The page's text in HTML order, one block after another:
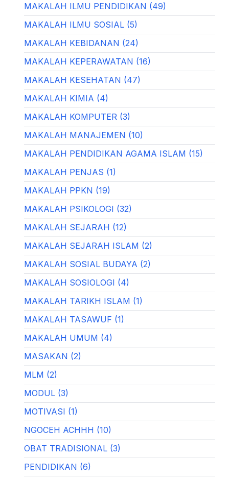
MAKALAH ILMU PENDIDIKAN (49)
MAKALAH ILMU SOSIAL (5)
MAKALAH KEBIDANAN (24)
MAKALAH KEPERAWATAN (16)
MAKALAH KESEHATAN (47)
MAKALAH KIMIA (4)
MAKALAH KOMPUTER (3)
MAKALAH MANAJEMEN (10)
MAKALAH PENDIDIKAN AGAMA ISLAM (15)
MAKALAH PENJAS (1)
MAKALAH PPKN (19)
MAKALAH PSIKOLOGI (32)
MAKALAH SEJARAH (12)
MAKALAH SEJARAH ISLAM (2)
MAKALAH SOSIAL BUDAYA (2)
MAKALAH SOSIOLOGI (4)
MAKALAH TARIKH ISLAM (1)
MAKALAH TASAWUF (1)
MAKALAH UMUM (4)
MASAKAN (2)
MLM (2)
MODUL (3)
MOTIVASI (1)
NGOCEH ACHHH (10)
OBAT TRADISIONAL (3)
PENDIDIKAN (6)